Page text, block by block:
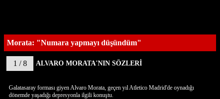
Morata: "Numara yapmayı düşündüm"
1 / 8 ALVARO MORATA'NIN SÖZLERİ
Galatasaray forması giyen Alvaro Morata, geçen yıl Atletico Madrid'de oynadığı
dönemde yaşadığı depresyonla ilgili konuştu.